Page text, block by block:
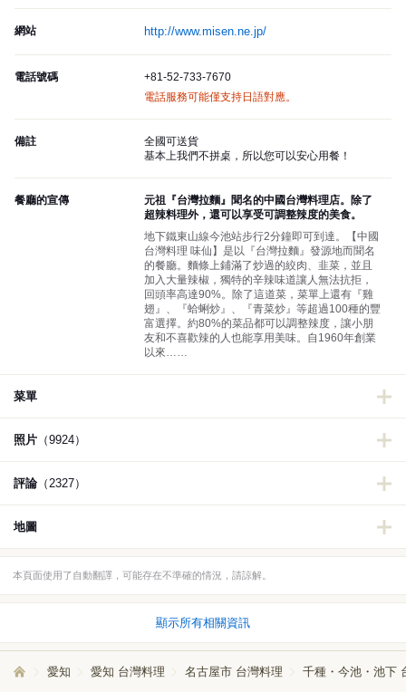
網站 http://www.misen.ne.jp/
電話號碼
+81-52-733-7670
電話服務可能僅支持日語對應。
備註
全國可送貨
基本上我們不拼桌，所以您可以安心用餐！
餐廳的宣傳
元祖『台灣拉麵』聞名的中國台灣料理店。除了
超辣料理外，還可以享受可調整辣度的美食。
地下鐵東山線今池站步行2分鐘即可到達。【中國
台灣料理 味仙】是以『台灣拉麵』發源地而聞名
的餐廳。麵條上鋪滿了炒過的絞肉、韭菜，並且
加入大量辣椒，獨特的辛辣味道讓人無法抗拒，
回頭率高達90%。除了這道菜，菜單上還有『雞
翅』、『蛤蜊炒』、『青菜炒』等超過100種的豐
富選擇。約80%的菜品都可以調整辣度，讓小朋
友和不喜歡辣的人也能享用美味。自1960年創業
以來……
菜單
照片 （9924）
評論 （2327）
地圖
本頁面使用了自動翻譯，可能存在不準確的情況，請諒解。
顯示所有相關資訊
愛知 愛知 台灣料理 名古屋市 台灣料理 千種・今池・池下